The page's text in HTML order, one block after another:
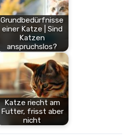
Grundbedürfnisse
einer Katze | Sind
Katzen
anspruchslos?
Katze riecht am
Futter, frisst aber
nicht